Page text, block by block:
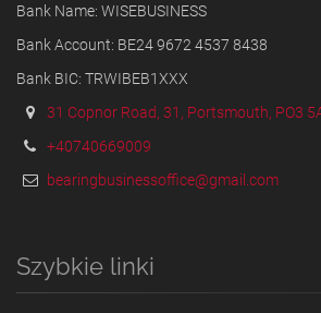
Bank Name: WISEBUSINESS
Bank Account: BE24 9672 4537 8438
Bank BIC: TRWIBEB1XXX
31 Copnor Road, 31, Portsmouth, PO3
+40740669009
bearingbusinessoffice@gmail.com
Szybkie linki